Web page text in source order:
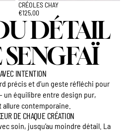
CRÉOLES CHAY
€125,00
DÉTAIL
INTENTION
précis et d’un geste réfléchi pour
un équilibre entre design pur,
contemporaine.
DE CHAQUE CRÉATION
soin, jusqu’au moindre détail. La